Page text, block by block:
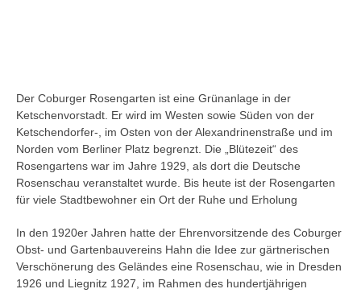
Der Coburger Rosengarten ist eine Grünanlage in der
Ketschenvorstadt. Er wird im Westen sowie Süden von der
Ketschendorfer-, im Osten von der Alexandrinenstraße und im
Norden vom Berliner Platz begrenzt. Die „Blütezeit“ des
Rosengartens war im Jahre 1929, als dort die Deutsche
Rosenschau veranstaltet wurde. Bis heute ist der Rosengarten
für viele Stadtbewohner ein Ort der Ruhe und Erholung
In den 1920er Jahren hatte der Ehrenvorsitzende des Coburger
Obst- und Gartenbauvereins Hahn die Idee zur gärtnerischen
Verschönerung des Geländes eine Rosenschau, wie in Dresden
1926 und Liegnitz 1927, im Rahmen des hundertjährigen